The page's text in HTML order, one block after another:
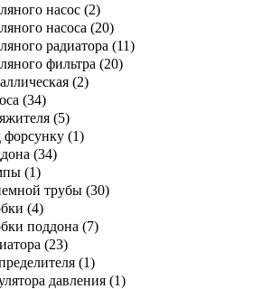
насос (2)
насоса (20)
радиатора (11)
фильтра (20)
(2)
(34)
(5)
форсунку (1)
(34)
(1)
трубы (30)
(4)
поддона (7)
(23)
(1)
давления (1)